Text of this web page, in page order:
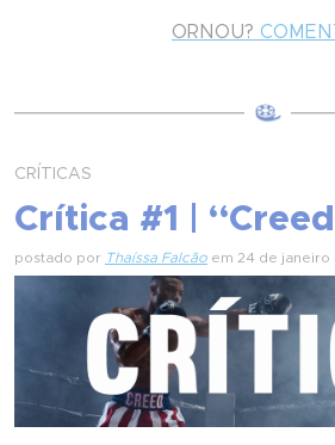
ORNOU?
CRÍTICAS
Crítica #1 |
postado por Thaíssa Falcão em 24 de janeiro